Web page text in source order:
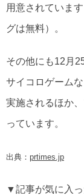
用意されていま
グは無料）。
その他にも12月
サイコロゲーム
実施されるほか
っています。
出典： prtimes.jp
▼記事が気に入